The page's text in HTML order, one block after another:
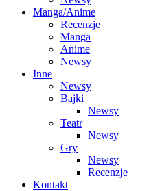
Manga/Anime
Recenzje
Manga
Anime
Newsy
Inne
Newsy
Bajki
Newsy
Teatr
Newsy
Gry
Newsy
Recenzje
Kontakt